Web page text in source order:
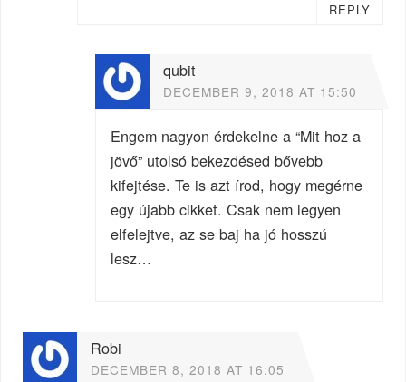
REPLY
qubit
DECEMBER 9, 2018 AT 15:50
Engem nagyon érdekelne a “Mit hoz a
jövő” utolsó bekezdésed bővebb
kifejtése. Te is azt írod, hogy megérne
egy újabb cikket. Csak nem legyen
elfelejtve, az se baj ha jó hosszú
lesz…
Robi
DECEMBER 8, 2018 AT 16:05